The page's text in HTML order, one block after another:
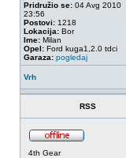
Pridružio se: 04 Avg 2010
23:56
Postovi: 1218
Lokacija: Bor
Ime: Milan
Opel: Ford kuga1,2.0 tdci
Garaza: pogledaj
Vrh
RSS
4th Gear